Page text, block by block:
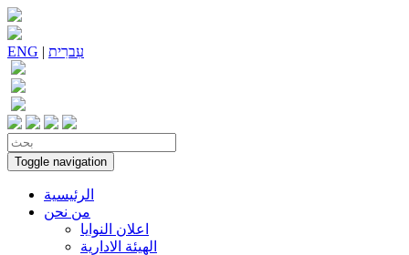
ENG | עִברִית
Toggle navigation
الرئيسية
من نحن
اعلان النوايا
الهيئة الادارية